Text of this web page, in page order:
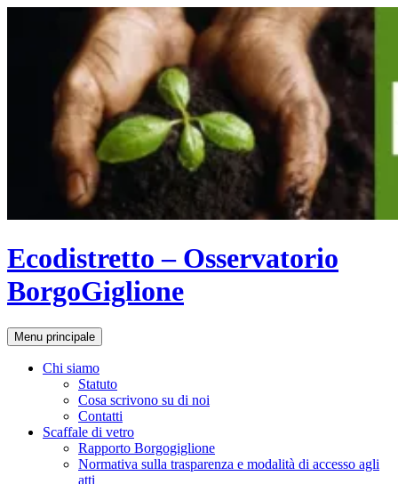
Ecodistretto – Osservatorio
BorgoGiglione
Cerca
Menu principale
Chi siamo
Statuto
Cosa scrivono su di noi
Contatti
Scaffale di vetro
Rapporto Borgogiglione
Normativa sulla trasparenza e modalità di accesso agli
atti